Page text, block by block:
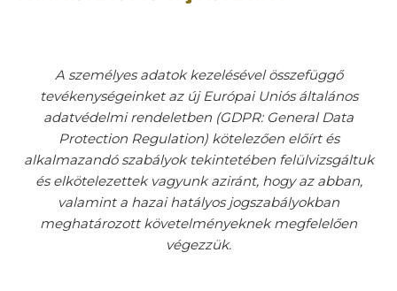
A személyes adatok kezelésével összefüggő
tevékenységeinket az új Európai Uniós általános
adatvédelmi rendeletben (GDPR: General Data
Protection Regulation) kötelezően előírt és
alkalmazandó szabályok tekintetében felülvizsgáltuk
és elkötelezettek vagyunk aziránt, hogy az abban,
valamint a hazai hatályos jogszabályokban
meghatározott követelményeknek megfelelően
végezzük.